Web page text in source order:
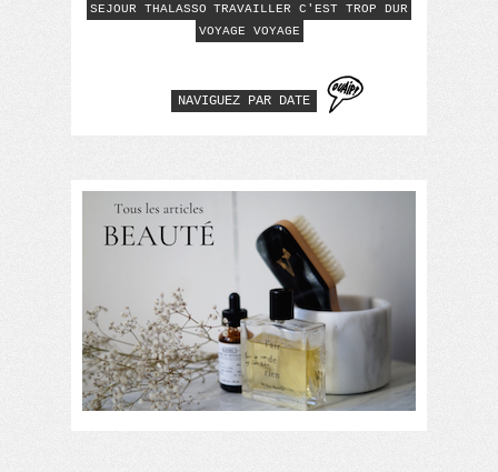
SEJOUR THALASSO TRAVAILLER C'EST TROP DUR
VOYAGE VOYAGE
NAVIGUEZ PAR DATE